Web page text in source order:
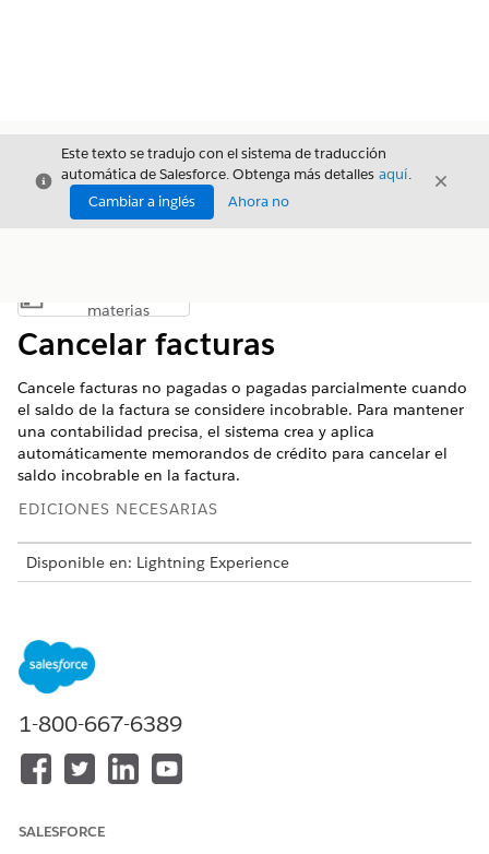
Cerrar
Este texto se tradujo con el sistema de traducción
automática de Salesforce. Obtenga más detalles aquí.
Cambiar a inglés
Ahora no
Cerrar
Mostrar índice de materias
materias
Cancelar facturas
Cancele facturas no pagadas o pagadas parcialmente cuando
el saldo de la factura se considere incobrable. Para mantener
una contabilidad precisa, el sistema crea y aplica
automáticamente memorandos de crédito para cancelar el
saldo incobrable en la factura.
EDICIONES NECESARIAS
Disponible en: Lightning Experience
su ejecutivo de cuenta de Salesforce para obtener más
información.
Invoque la acción Cancelar facturas en un flujo para
cancelar facturas.
Repercusión de las amortizaciones de facturas
memorandos de crédito para liquidar facturas. Estos
1-800-667-6389
SALESFORCE